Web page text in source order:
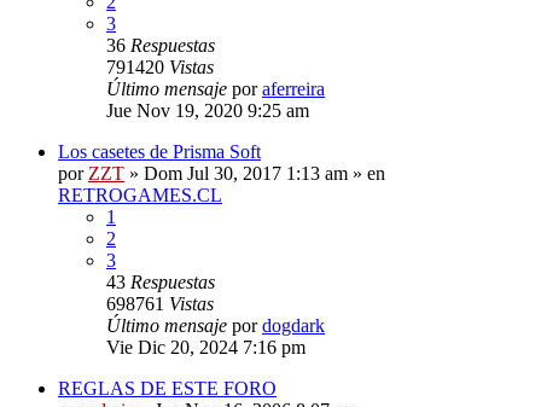
3
36 Respuestas
791420 Vistas
Último mensaje poraferreira
Jue Nov 19, 2020 9:25 am
Los casetes de Prisma Soft
por ZZT » Dom Jul 30, 2017 1:13 am » en
RETROGAMES.CL
1
2
3
43 Respuestas
698761 Vistas
Último mensaje pordogdark
Vie Dic 20, 2024 7:16 pm
REGLAS DE ESTE FORO